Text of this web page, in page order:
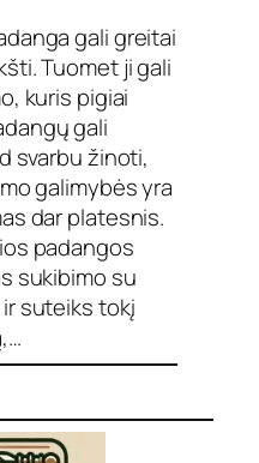
gali greitai
Tuomet ji gali
kuris pigiai
gali
svarbu žinoti,
galimybės yra
dar platesnis.
padangos
sukibimo su
suteiks tokį